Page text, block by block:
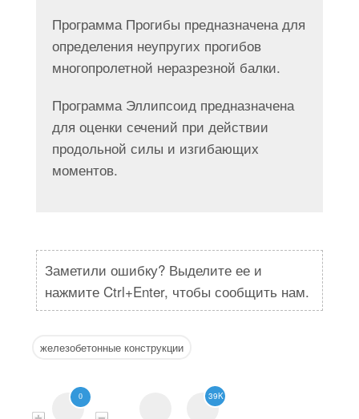
Программа Прогибы предназначена для
определения неупругих прогибов
многопролетной неразрезной балки.
Программа Эллипсоид предназначена
для оценки сечений при действии
продольной силы и изгибающих
моментов.
Заметили ошибку? Выделите ее и
нажмите Ctrl+Enter, чтобы сообщить нам.
железобетонные конструкции
0 39K